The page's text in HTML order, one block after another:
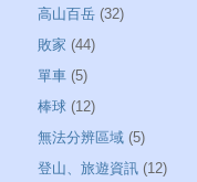
高山百岳 (32)
敗家 (44)
單車 (5)
棒球 (12)
無法分辨區域 (5)
登山、旅遊資訊 (12)